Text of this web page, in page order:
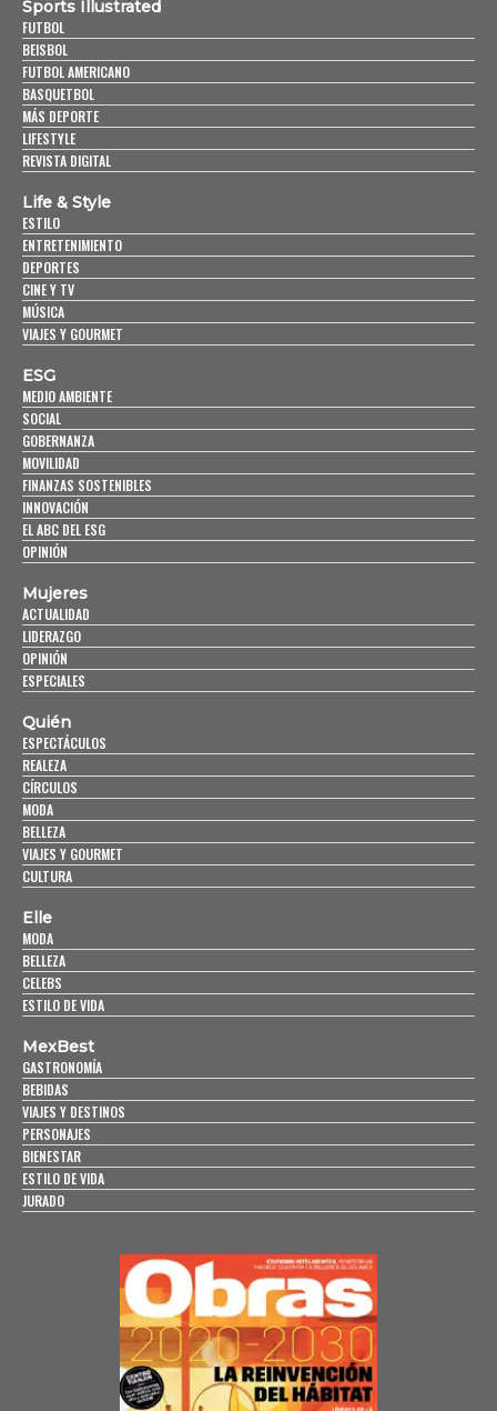
Sports Illustrated
FUTBOL
BEISBOL
FUTBOL AMERICANO
BASQUETBOL
MÁS DEPORTE
LIFESTYLE
REVISTA DIGITAL
Life & Style
ESTILO
ENTRETENIMIENTO
DEPORTES
CINE Y TV
MÚSICA
VIAJES Y GOURMET
ESG
MEDIO AMBIENTE
SOCIAL
GOBERNANZA
MOVILIDAD
FINANZAS SOSTENIBLES
INNOVACIÓN
EL ABC DEL ESG
OPINIÓN
Mujeres
ACTUALIDAD
LIDERAZGO
OPINIÓN
ESPECIALES
Quién
ESPECTÁCULOS
REALEZA
CÍRCULOS
MODA
BELLEZA
VIAJES Y GOURMET
CULTURA
Elle
MODA
BELLEZA
CELEBS
ESTILO DE VIDA
MexBest
GASTRONOMÍA
BEBIDAS
VIAJES Y DESTINOS
PERSONAJES
BIENESTAR
ESTILO DE VIDA
JURADO